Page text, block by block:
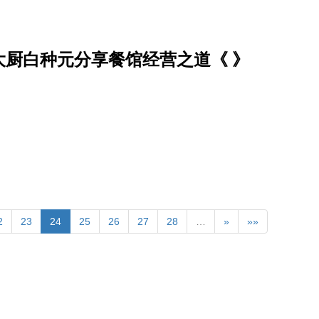
白种元分享餐馆经营之道《 》
23 24 25 26 27 28 … » »»